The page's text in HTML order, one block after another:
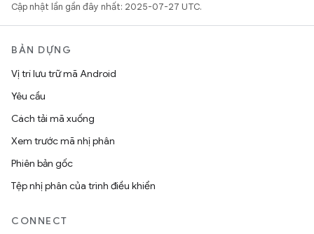
Cập nhật lần gần đây nhất: 2025-07-27 UTC.
BẢN DỰNG
Vị trí lưu trữ mã Android
Yêu cầu
Cách tải mã xuống
Xem trước mã nhị phân
Phiên bản gốc
Tệp nhị phân của trình điều khiển
CONNECT